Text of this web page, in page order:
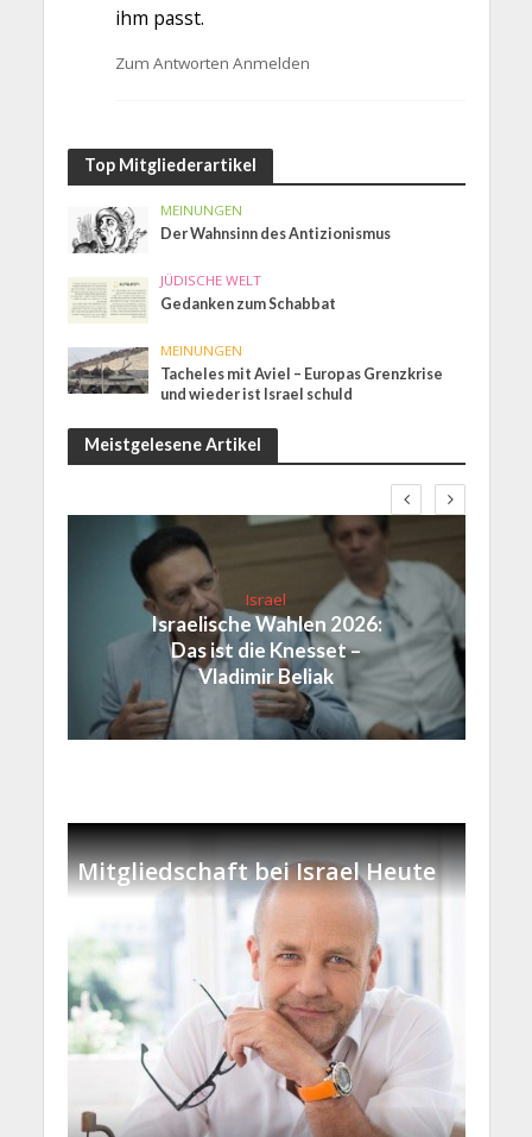
ihm passt.
Zum Antworten Anmelden
Top Mitgliederartikel
MEINUNGEN
Der Wahnsinn des Antizionismus
JÜDISCHE WELT
Gedanken zum Schabbat
MEINUNGEN
Tacheles mit Aviel – Europas Grenzkrise
und wieder ist Israel schuld
Meistgelesene Artikel
Israel
Israelische Wahlen 2026:
Das ist die Knesset –
Vladimir Beliak
Mitgliedschaft bei Israel Heute